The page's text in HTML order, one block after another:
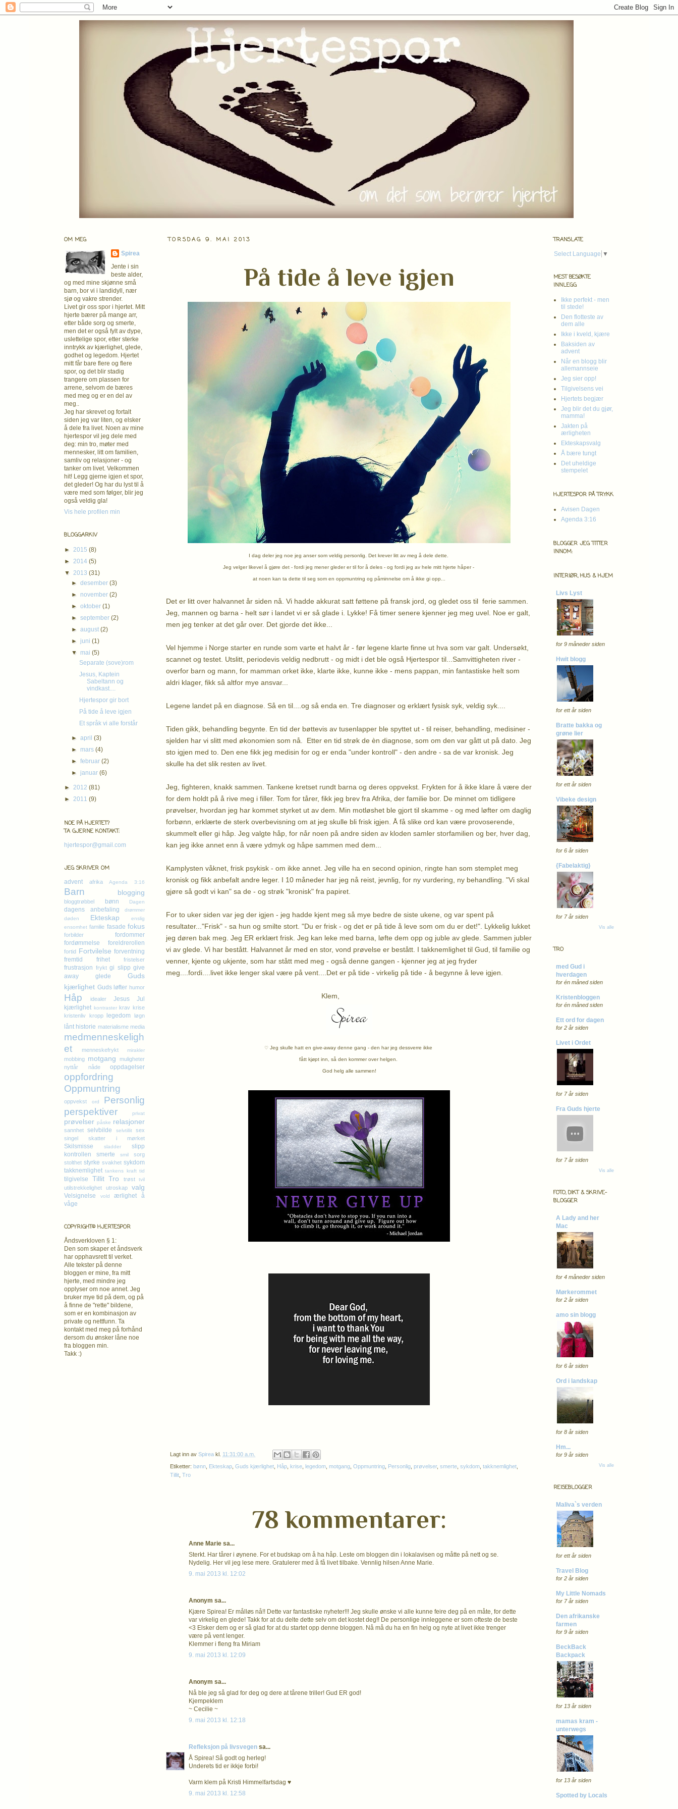
TORSDAG 9. MAI 2013
På tide å leve igjen
I dag deler jeg noe jeg anser som veldig personlig. Det krever litt av meg å dele dette.
Jeg velger likevel å gjøre det - fordi jeg mener gleder er til for å deles - og fordi jeg av hele mitt hjerte håper -
at noen kan ta dette til seg som en oppmuntring og påminnelse om å ikke gi opp...
Det er litt over halvannet år siden nå. Vi hadde akkurat satt føttene på fransk jord, og gledet oss til ferie sammen.
Jeg, mannen og barna - helt sør i landet vi er så glade i. Lykke! Få timer senere kjenner jeg meg uvel. Noe er galt,
men jeg tenker at det går over. Det gjorde det ikke...
Vel hjemme i Norge starter en runde som varte et halvt år - før legene klarte finne ut hva som var galt. Undersøkt,
scannet og testet. Utslitt, periodevis veldig nedbrutt - og midt i det ble også Hjertespor til...Samvittigheten river -
overfor barn og mann, for mamman orket ikke, klarte ikke, kunne ikke - mens pappan, min fantastiske helt som
aldri klager, fikk så altfor mye ansvar...
Legene landet på en diagnose. Så en til....og så enda en. Tre diagnoser og erklært fysisk syk, veldig syk....
Tiden gikk, behandling begynte. En tid der bøttevis av tusenlapper ble spyttet ut - til reiser, behandling, medisiner -
sjelden har vi slitt med økonomien som nå. Etter en tid strøk de èn diagnose, som om den var gått ut på dato. Jeg
sto igjen med to. Den ene fikk jeg medisin for og er enda "under kontroll" - den andre - sa de var kronisk. Jeg
skulle ha det slik resten av livet.
Jeg, fighteren, knakk sammen. Tankene kretset rundt barna og deres oppvekst. Frykten for å ikke klare å være der
for dem holdt på å rive meg i filler. Tom for tårer, fikk jeg brev fra Afrika, der familie bor. De minnet om tidligere
prøvelser, hvordan jeg har kommet styrket ut av dem. Min motløshet ble gjort til skamme - og med løfter om daglig
forbønn, erklærte de sterk overbevisning om at jeg skulle bli frisk igjen. Å få slike ord kan være provoserende,
skummelt eller gi håp. Jeg valgte håp, for når noen på andre siden av kloden samler storfamilien og ber, hver dag,
kan jeg ikke annet enn å være ydmyk og håpe sammen med dem...
Kamplysten våknet, frisk psykisk - om ikke annet. Jeg ville ha en second opinion, ringte han som stemplet meg
kronisk og fikk anbefalt andre leger. I 10 måneder har jeg nå reist, jevnlig, for ny vurdering, ny behandling. "Vi skal
gjøre så godt vi kan" sa de - og strøk "kronisk" fra papiret.
For to uker siden var jeg der igjen - jeg hadde kjent meg så mye bedre de siste ukene, og var spent på
resultater..."Frisk" - sa hun og smilte stort. "Du er frisk - og det er på tide å leve som om du er det!". Lykkelig lukket
jeg døren bak meg. Jeg ER erklært frisk. Jeg kan leke med barna, løfte dem opp og juble av glede. Sammen jubler
vi av glede. Vi har bestått. Halvannet år med en stor, vond prøvelse er bestått. I takknemlighet til Gud, til familie og
venner, kjente og ukjente, som har stått med meg - også denne gangen - kjenner jeg at jeg fryder
meg....fordi....livet ikke lenger skal være på vent....Det er på tide - virkelig på tide - å begynne å leve igjen.
Klem,
♡ Jeg skulle hatt en give-away denne gang - den har jeg dessverre ikke
fått kjøpt inn, så den kommer over helgen.
God helg alle sammen!
Lagt inn av Spirea kl. 11:31:00 a.m.
Etiketter: bønn Ekteskap Guds kjærlighet Håp krise legedom motgang Oppmuntring Personlig prøvelser, smerte sykdom takknemlighet
Tillit Tro
78 kommentarer:
Anne Marie sa...
Sterkt. Har tårer i øynene. For et budskap om å ha håp. Leste om bloggen din i lokalavisen og måtte på nett og se.
Nydelig. Her vil jeg lese mere. Gratulerer med å få livet tilbake. Vennlig hilsen Anne Marie.
9. mai 2013 kl. 12:02
Anonym sa...
Kjære Spirea! Er målløs nå!! Dette var fantastiske nyheter!!! Jeg skulle ønske vi alle kunne feire deg på en måte, for dette
var virkelig en glede! Takk for at du delte dette selv om det kostet deg!! De personlige innleggene er som ofteste de beste
<3 Elsker dem og er så glad for at du startet opp denne bloggen. Nå må du ha en fin helg og nyte at livet ikke trenger
være på vent lenger.
Klemmer i fleng fra Miriam
9. mai 2013 kl. 12:09
Anonym sa...
Nå ble jeg så glad for deg og dere at tårene triller! Gud ER god!
Kjempeklem
~ Cecilie ~
9. mai 2013 kl. 12:18
Refleksjon på livsvegen sa...
Å Spirea! Så godt og herleg!
Underets tid er ikkje forbi!
Varm klem på Kristi Himmelfartsdag ♥
9. mai 2013 kl. 12:58
OM MEG
Spirea
Jente i sin
beste alder,
og med mine skjønne små
barn, bor vi i landidyll, nær
sjø og vakre strender.
Livet gir oss spor i hjertet. Mitt
hjerte bærer på mange arr,
etter både sorg og smerte,
men det er også fylt av dype,
uslettelige spor, etter sterke
inntrykk av kjærlighet, glede,
godhet og legedom. Hjertet
mitt får bare flere og flere
spor, og det blir stadig
trangere om plassen for
arrene, selvom de bæres
med meg og er en del av
meg..
Jeg har skrevet og fortalt
siden jeg var liten, og elsker
å dele fra livet. Noen av mine
hjertespor vil jeg dele med
deg: min tro, møter med
mennesker, litt om familien,
samliv og relasjoner - og
tanker om livet. Velkommen
hit! Legg gjerne igjen et spor,
det gleder! Og har du lyst til å
være med som følger, blir jeg
også veldig gla!
Vis hele profilen min
BLOGGARKIV
► 2015 (8)
► 2014 (5)
▼ 2013 (31)
►desember(3)
► november(2)
►oktober(1)
►september(2)
►august(2)
► juni(1)
▼ mai(5)
Separate (sove)rom
Jesus, Kaptein
Sabeltann og
vindkast....
Hjertespor gir bort
På tide å leve igjen
Et språk vi alle forstår
►april(3)
► mars(4)
►februar(2)
► januar(6)
► 2012 (81)
► 2011 (9)
NOE PÅ HJERTET?
TA GJERNE KONTAKT:
hjertespor@gmail.com
JEG SKRIVER OM
advent afrika Agenda 3:16
Barn blogging
bloggtrøbbel bønn Dagen
dagens anbefaling
drømmer
døden
Ekteskap
enslig
ensomhet familie fasade fokus
forbilder
fordommer
fordømmelse
foreldrerollen
fortid Fortvilelse forventning
fremtid
frihet fristelser
frustrasjon frykt gi slipp give
away
glede
Guds
kjærlighet Guds løfter humor
Håp idealer Jesus
Jul
kjærlighet kontraster krav krise
kristenliv kropp legedom løgn
lånt historie materialisme media
medmenneskeligh
et
menneskefrykt mirakler
mobbing motgang
muligheter
nyttår
nåde oppdagelser
oppfordring
Oppmuntring
oppvekst ord
Personlig
perspektiver
privat
prøvelser påske relasjoner
sannhet selvbilde selvtillit
sex
singel
skatter i mørket
Skilsmisse sladder
slipp
kontrollen
smerte smil
sorg
stolthet styrke svakhet sykdom
takknemlighet tankens kraft tid
tilgivelse Tillit Tro trøst tvil
utilstrekkelighet utroskap valg
Velsignelse vold ærlighet
å
våge
COPYRIGHT© HJERTESPOR
Åndsverkloven § 1:
Den som skaper et åndsverk
har opphavsretttil verket.
Alle tekster på denne
bloggen er mine, fra mitt
hjerte, med mindre jeg
opplyser om noe annet. Jeg
bruker mye tid på dem, og på
å finne de "rette" bildene,
som er en kombinasjon av
private og nettfunn. Ta
kontakt med meg på forhånd
dersom du ønsker låne noe
fra bloggen min.
Takk :)
TRANSLATE
Select Language ▼
MEST BESØKTE
INNLEGG
Ikke perfekt - men
til stede!
Den flotteste av
dem alle
Ikke i kveld, kjære
Baksiden av
advent
Når en blogg blir
allemannseie
Jeg sier opp!
Tilgivelsens vei
Hjertets begjær
Jeg blir det du gjør,
mamma!
Jakten på
ærligheten
Ekteskapsvalg
Å bære tungt
Det uheldige
stempelet
HJERTESPOR PÅ TRYKK
Avisen Dagen
Agenda 3:16
BLOGGER JEG TITTER
INNOM:
INTERIØR, HUS & HJEM
Livs Lyst
for 9 måneder siden
Hwit blogg
for ett år siden
Bratte bakka og
grøne lier
for ett år siden
Vibeke design
for 6 år siden
{Fabelaktig}
for 7 år siden
Vis alle
TRO
med Gud i
hverdagen
for én måned siden
Kristenbloggen
for én måned siden
Ett ord for dagen
for 2 år siden
Livet i Ordet
for 7 år siden
Fra Guds hjerte
for 7 år siden
Vis alle
FOTO, DIKT & SKRIVE-
BLOGGER
A Lady and her
Mac
for 4 måneder siden
Mørkerommet
for 2 år siden
amo sin blogg
for 6 år siden
Ord i landskap
for 8 år siden
Hm...
for 9 år siden
Vis alle
REISEBLOGGER
Maliva`s verden
for ett år siden
Travel Blog
for 2 år siden
My Little Nomads
for 7 år siden
Den afrikanske
farmen
for 9 år siden
BeckBack
Backpack
for 13 år siden
mamas kram -
unterwegs
for 13 år siden
Spotted by Locals